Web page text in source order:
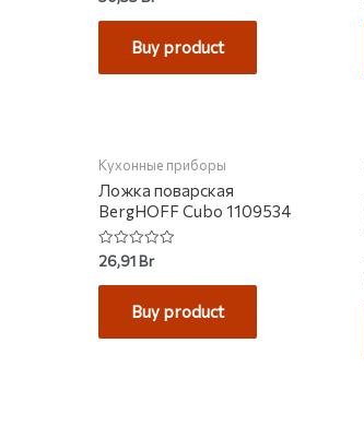
0
out
Buy product
Кухонные приборы
Ложка поварская
BergHOFF Cubo 1109534
Rated
0
out
26,91Br
Buy product